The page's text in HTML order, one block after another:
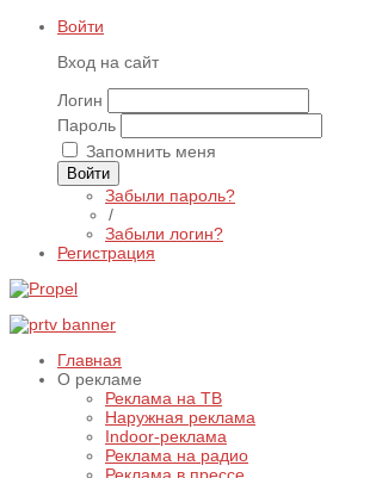
Войти
Вход на сайт
Логин
Пароль
Запомнить меня
Войти
Забыли пароль?
/
Забыли логин?
Регистрация
Главная
О рекламе
Реклама на ТВ
Наружная реклама
Indoor-реклама
Реклама на радио